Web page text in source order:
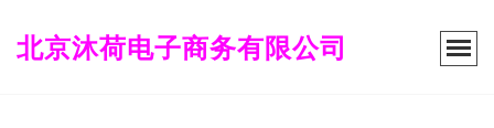
北京沐荷电子商务有限公司